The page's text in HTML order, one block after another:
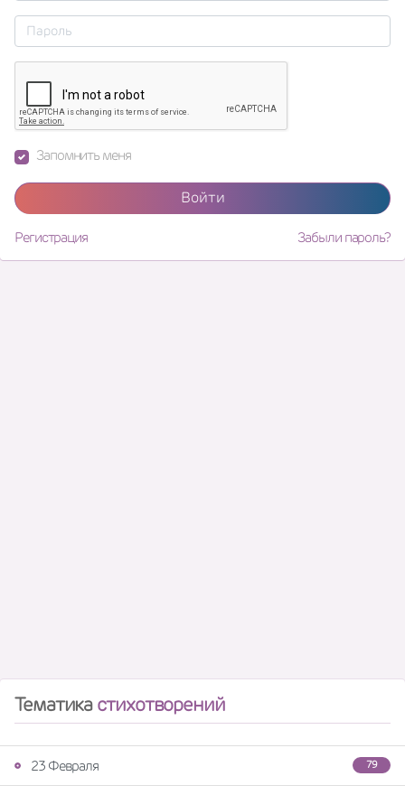
Запомнить меня
Войти
Регистрация Забыли пароль?
Тематикастихотворений
79
23 Февраля